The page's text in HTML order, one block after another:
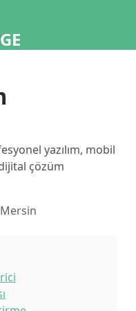
yazılım, mobil
çözüm
Mersin